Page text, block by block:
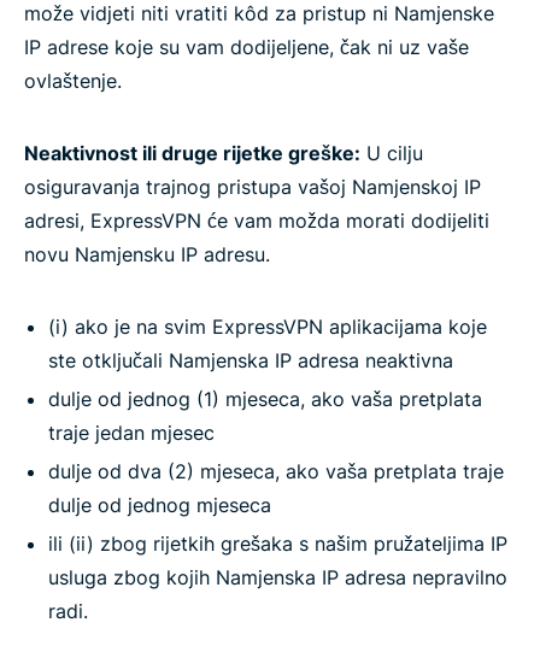
može vidjeti niti vratiti kôd za pristup ni Namjenske
IP adrese koje su vam dodijeljene, čak ni uz vaše
ovlaštenje.
Neaktivnost ili druge rijetke greške: U cilju
osiguravanja trajnog pristupa vašoj Namjenskoj IP
adresi, ExpressVPN će vam možda morati dodijeliti
novu Namjensku IP adresu.
(i) ako je na svim ExpressVPN aplikacijama koje
ste otključali Namjenska IP adresa neaktivna
dulje od jednog (1) mjeseca, ako vaša pretplata
traje jedan mjesec
dulje od dva (2) mjeseca, ako vaša pretplata traje
dulje od jednog mjeseca
ili (ii) zbog rijetkih grešaka s našim pružateljima IP
usluga zbog kojih Namjenska IP adresa nepravilno
radi.